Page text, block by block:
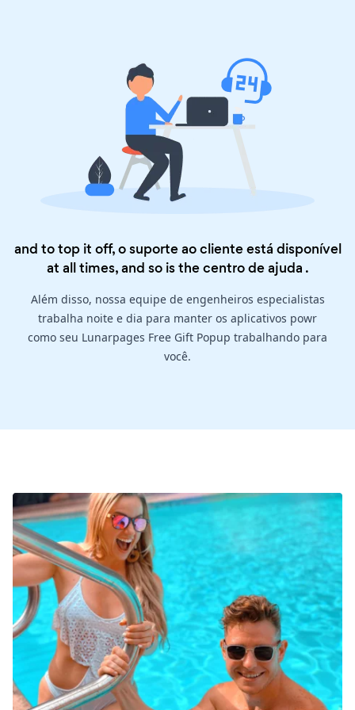
and to top it off, o suporte ao cliente está disponível
at all times, and so is thecentro de ajuda .
Além disso, nossa equipe de engenheiros especialistas
trabalha noite e dia para manter os aplicativos powr
como seu Lunarpages Free Gift Popup trabalhando para
você.